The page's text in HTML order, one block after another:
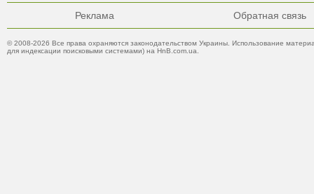
Реклама Обратная связь
© 2008-2026 Все права охраняются законодательством Украины. Использование
для индексации поисковыми системами) на HnB.com.ua.